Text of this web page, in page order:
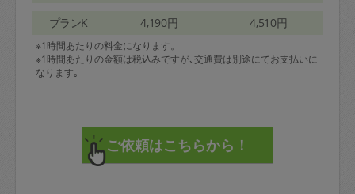
プランK 4,190円 4,510円
※1時間あたりの料金になります。
※1時間あたりの金額は税込みですが､交通費は別途にてお支払いに
なります｡